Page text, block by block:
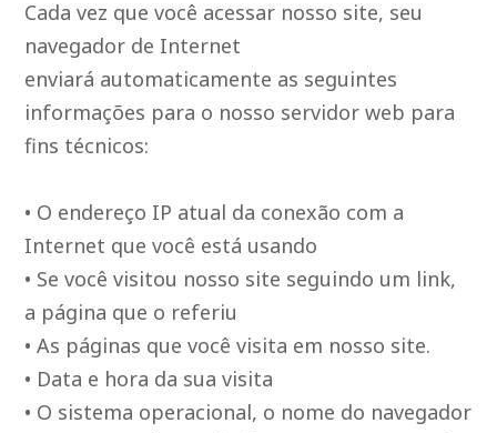
Cada vez que você acessar nosso site, seu
navegador de Internet
enviará automaticamente as seguintes
informações para o nosso servidor web para
fins técnicos:
• O endereço IP atual da conexão com a
Internet que você está usando
• Se você visitou nosso site seguindo um link,
a página que o referiu
• As páginas que você visita em nosso site.
• Data e hora da sua visita
• O sistema operacional, o nome do navegador